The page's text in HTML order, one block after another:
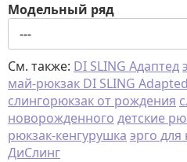
Модельный ряд
См. также: DI SLING Адаптед
май-рюкзак DI SLING
слингорюкзак от рождения
новорожденного детские
рюкзак-кенгурушка эрго для
ДиСлинг